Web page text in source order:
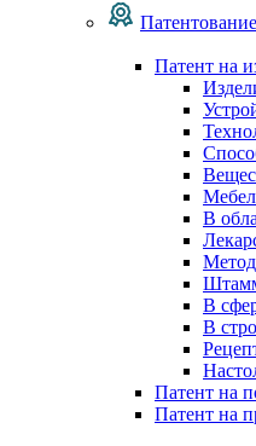
Патентование
Патент на
В
В
В
Патент на
Патент на